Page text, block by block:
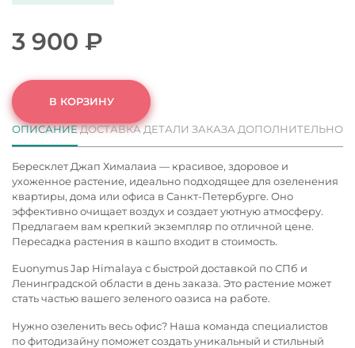
3 900 ₽
В КОРЗИНУ
ОПИСАНИЕДОСТАВКАДЕТАЛИ ЗАКАЗА ДОПОЛНИТЕЛЬНО
Бересклет Джап Хималаиа — красивое, здоровое и
ухоженное растение, идеально подходящее для озеленения
квартиры, дома или офиса в Санкт-Петербурге. Оно
эффективно очищает воздух и создает уютную атмосферу.
Предлагаем вам крепкий экземпляр по отличной цене.
Пересадка растения в кашпо входит в стоимость.
Euonymus Jap Himalaya с быстрой доставкой по СПб и
Ленинградской области в день заказа. Это растение может
стать частью вашего зеленого оазиса на работе.
Нужно озеленить весь офис? Наша команда специалистов
по фитодизайну поможет создать уникальный и стильный